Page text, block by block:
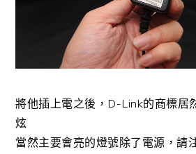
將他插上電之後，D-Link的商標居
炫
當然主要會亮的燈號除了電源，